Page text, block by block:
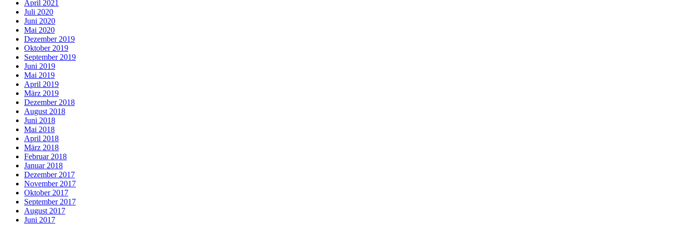
April 2021
Juli 2020
Juni 2020
Mai 2020
Dezember 2019
Oktober 2019
September 2019
Juni 2019
Mai 2019
April 2019
März 2019
Dezember 2018
August 2018
Juni 2018
Mai 2018
April 2018
März 2018
Februar 2018
Januar 2018
Dezember 2017
November 2017
Oktober 2017
September 2017
August 2017
Juni 2017